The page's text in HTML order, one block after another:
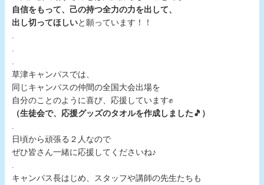
自信をもって、己の持つ全力の力を出して、
出し切ってほしいと願っています！！
.
.
.
草津キャンパスでは、
同じキャンパスの仲間の全国大会出場を
自分のことのように喜び、応援しています✊
（生徒会で、応援グッズのタオルを作成しました🎵）
.
日頃から頑張る２人なので
ぜひ皆さん一緒に応援してくださいね♪
.
キャンパス長はじめ、スタッフや講師の先生たちも